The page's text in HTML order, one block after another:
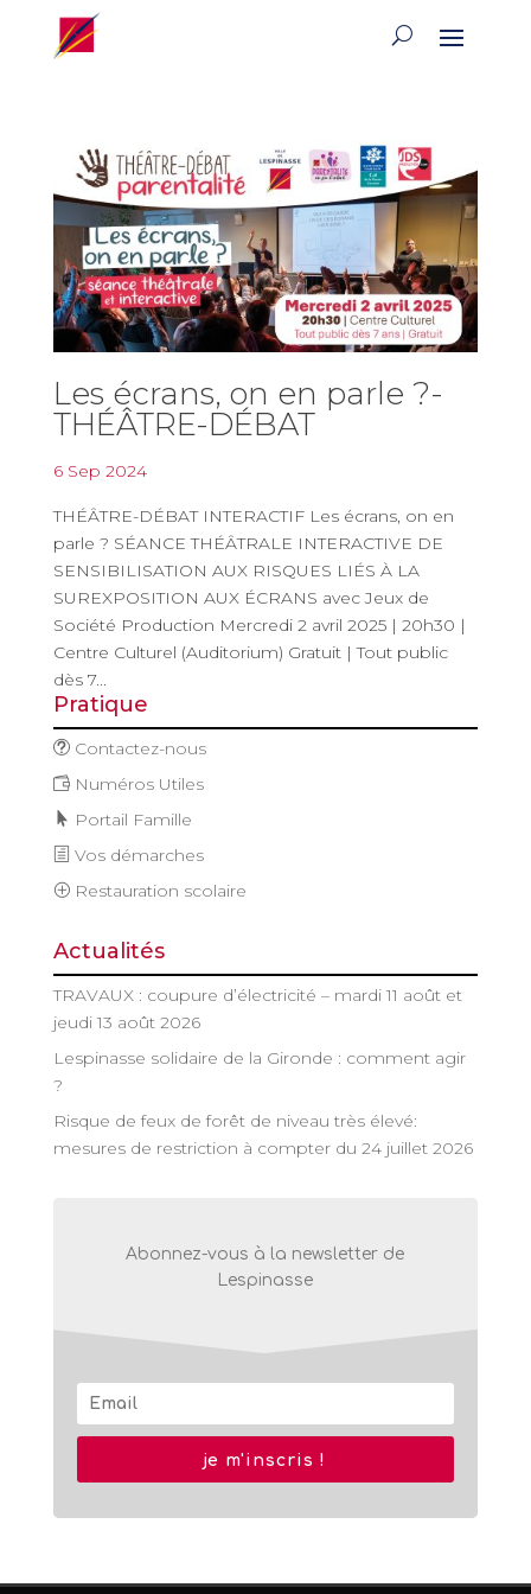
Les écrans, on en parle ?-
THÉÂTRE-DÉBAT
6 Sep 2024
THÉÂTRE-DÉBAT INTERACTIF Les écrans, on en
parle ? SÉANCE THÉÂTRALE INTERACTIVE DE
SENSIBILISATION AUX RISQUES LIÉS À LA
SUREXPOSITION AUX ÉCRANS avec Jeux de
Société Production Mercredi 2 avril 2025 | 20h30 |
Centre Culturel (Auditorium) Gratuit | Tout public
dès 7...
Pratique
Contactez-nous
Numéros Utiles
Portail Famille
Vos démarches
Restauration scolaire
Actualités
TRAVAUX : coupure d’électricité – mardi 11 août et
jeudi 13 août 2026
Lespinasse solidaire de la Gironde : comment agir
?
Risque de feux de forêt de niveau très élevé:
mesures de restriction à compter du 24 juillet 2026
Abonnez-vous à la newsletter de
Lespinasse
je m'inscris !